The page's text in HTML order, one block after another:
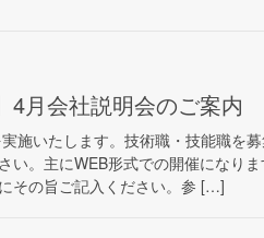
4月会社説明会のご案内
施いたします。技術職・技能職を
い。主にWEB形式での開催になり
その旨ご記入ください。参 […]